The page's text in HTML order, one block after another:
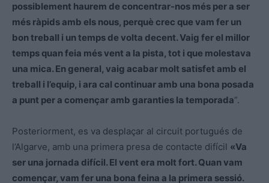
possiblement haurem de concentrar-nos més per a ser
més ràpids amb els nous, perquè crec que vam fer un
bon treball i un temps de volta decent. Vaig fer el millor
temps quan feia més vent a la pista, tot i que molestava
una mica. En general, vaig acabar molt satisfet amb el
treball i l’equip, i ara cal continuar amb una bona posada
a punt per a començar amb garanties la temporada”.
Posteriorment, es va desplaçar al circuit portugués de
l’Algarve, amb una primera presa de contacte difícil «Va
ser una jornada difícil. El vent era molt fort. Quan vam
començar, vam fer una bona feina a la primera sessió.